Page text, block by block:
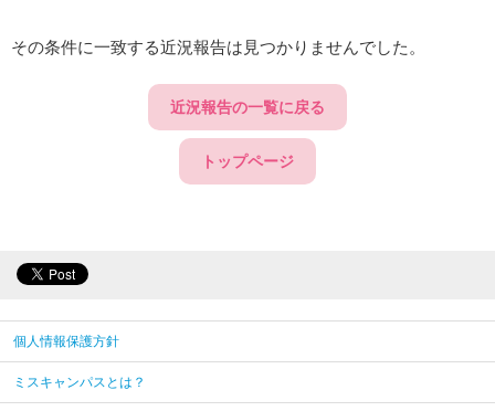
その条件に一致する近況報告は見つかりませんでした。
近況報告の一覧に戻る
トップページ
個人情報保護方針
ミスキャンパスとは？